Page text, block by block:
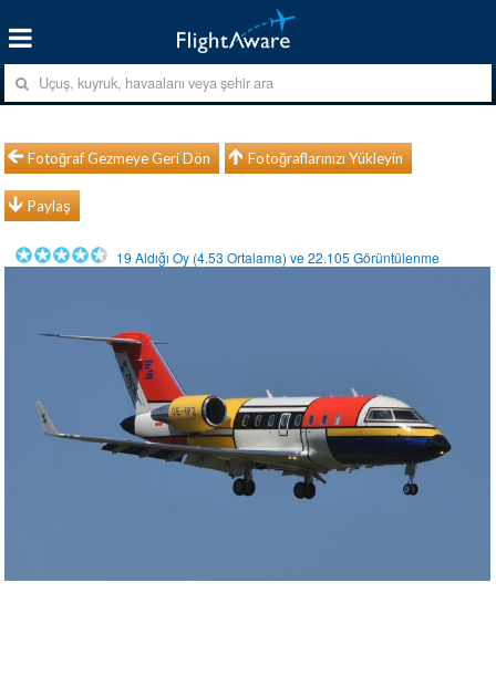
Fotoğraf Gezmeye Geri Dön Fotoğraflarınızı Yükleyin
Paylaş
19 Aldığı Oy (4.53 Ortalama) ve22.105 Görüntülenme